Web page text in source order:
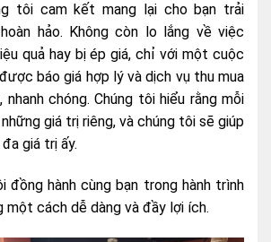
tôi cam kết mang lại cho bạn trải
hảo. Không còn lo lắng về việc
quả hay bị ép giá, chỉ với một cuộc
báo giá hợp lý và dịch vụ thu mua
nhanh chóng. Chúng tôi hiểu rằng mỗi
giá trị riêng, và chúng tôi sẽ giúp
giá trị ấy.
đồng hành cùng bạn trong hành trình
một cách dễ dàng và đầy lợi ích.